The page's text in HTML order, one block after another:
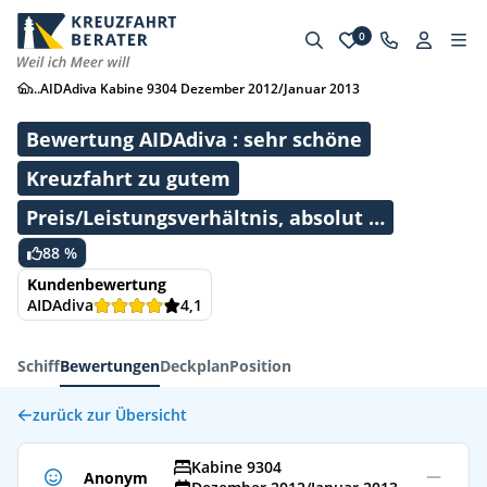
0
...AIDAdiva Kabine 9304 Dezember 2012/Januar 2013
Bewertung AIDAdiva : sehr schöne
Kreuzfahrt zu gutem
Preis/Leistungsverhältnis, absolut …
88 %
Kundenbewertung
AIDAdiva
4,1
SchiffBewertungenDeckplanPosition
zurück zur Übersicht
Anonym
Kabine 9304